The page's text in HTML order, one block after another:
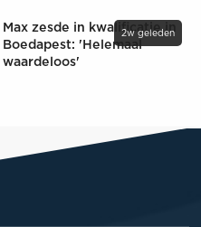
2w geleden
Max zesde in kwalificatie in
Boedapest: 'Helemaal
waardeloos'